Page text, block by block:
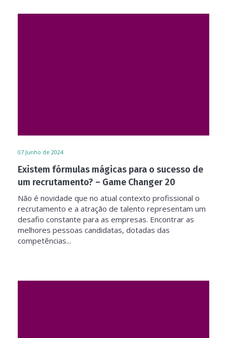
07 Junho de 2024
Existem fórmulas mágicas para o sucesso de
um recrutamento? – Game Changer 20
Não é novidade que no atual contexto profissional o
recrutamento e a atração de talento representam um
desafio constante para as empresas. Encontrar as
melhores pessoas candidatas, dotadas das
competências...